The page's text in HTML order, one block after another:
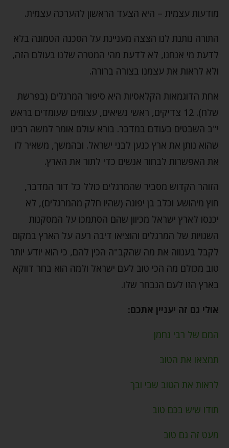
מודעות עצמית – היא הצעד הראשון להערכה עצמית.
התורה נותנת לנו הצצה מעניינת על הסכנה הטמונה בלא
לדעת מי אנחנו, לא לדעת מהי המטרה שלנו בעולם הזה,
ולא לראות את עצמנו בצורה ברורה.
אחת הדוגמאות הקלאסיות היא סיפור המרגלים (בפרשת
שלח). 12 צדיקים, ראשי נשיאים, עצומים שעומדים בראש
י"ב השבטים בעודם במדבר. בורא עולם אומר למשה רבינו
שהוא נותן את ארץ כנען לבני ישראל. ובהמשך, משאיר לו
את האפשרות לבחור אנשים כדי לתור את הארץ.
הזוהר הקדוש מסביר שהמרגלים כולל כל דור המדבר,
חוץ מיהושע וכלב בן יפונה (שהיו חלק מהמרגלים), לא
יכנסו לארץ ישראל מכיוון שהם הסתמכו על המסקנות
השגויות של המרגלים והוציאו דיבה רעה על הארץ במקום
לקבל בענווה את מה שהקב"ה הכין להם, כי הוא יודע יותר
טוב מכולם מה הכי טוב לעם ישראל ולמה הוא בחר דווקא
בארץ הזו לעם הנבחר שלו.
אולי גם זה יעניין אתכם:
המם של רבי נחמן
תמצאו את הטוב
לראות את הטוב שבי ובך
תודו שיש בכם טוב
מעט זה גם טוב